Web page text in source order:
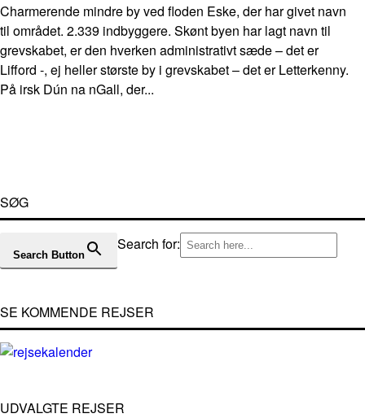
Charmerende mindre by ved floden Eske, der har givet navn
til området. 2.339 indbyggere. Skønt byen har lagt navn til
grevskabet, er den hverken administrativt sæde – det er
Lifford -, ej heller største by i grevskabet – det er Letterkenny.
På irsk Dún na nGall, der...
SØG
Search for:
Search Button
SE KOMMENDE REJSER
UDVALGTE REJSER